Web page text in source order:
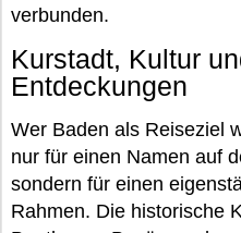
verbunden.
Kurstadt, Kultur
Entdeckungen
Wer Baden als Reiseziel
nur für einen Namen auf
sondern für einen
Rahmen. Die historische